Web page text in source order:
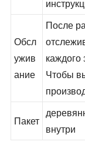
Обсл
ужив
После
каждого
Чтобы
Пакет